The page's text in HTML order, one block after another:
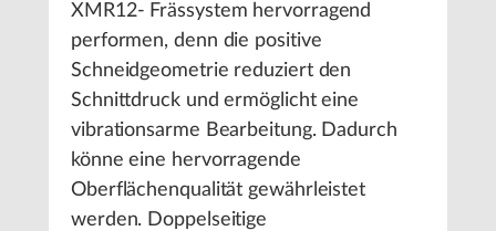
XMR12- Frässystem hervorragend
performen, denn die positive
Schneidgeometrie reduziert den
Schnittdruck und ermöglicht eine
vibrationsarme Bearbeitung. Dadurch
könne eine hervorragende
Oberflächenqualität gewährleistet
werden. Doppelseitige